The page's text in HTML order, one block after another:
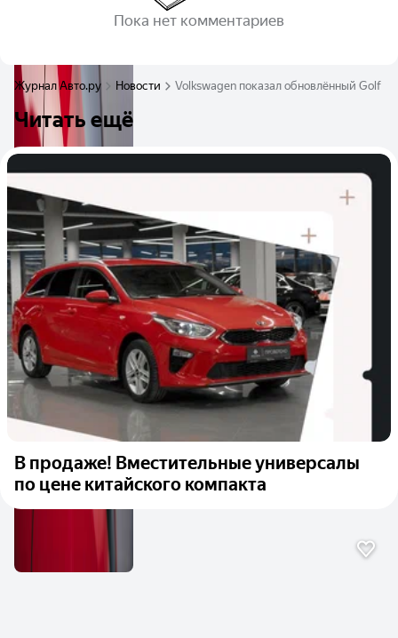
Пока нет комментариев
Журнал Авто.ру Новости Volkswagen показал обновлённый Golf
Читать ещё
В продаже! Вместительные универсалы
по цене китайского компакта